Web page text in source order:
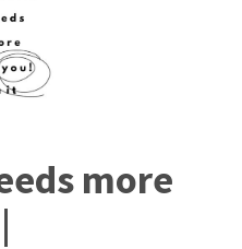
more